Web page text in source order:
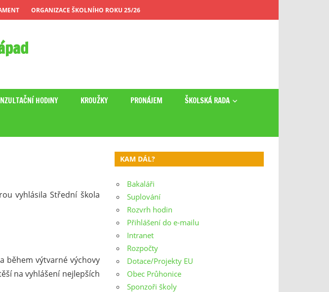
ORGANIZACE ŠKOLNÍHO ROKU 25/26
HODINY KROUŽKY PRONÁJEM ŠKOLSKÁ RADA
vyhlásila Střední škola
během výtvarné výchovy
na vyhlášení nejlepších
KAM DÁL?
Bakaláři
Suplování
Rozvrh hodin
Přihlášení do e-mailu
Intranet
Rozpočty
Dotace/Projekty EU
Obec Průhonice
Sponzoři školy